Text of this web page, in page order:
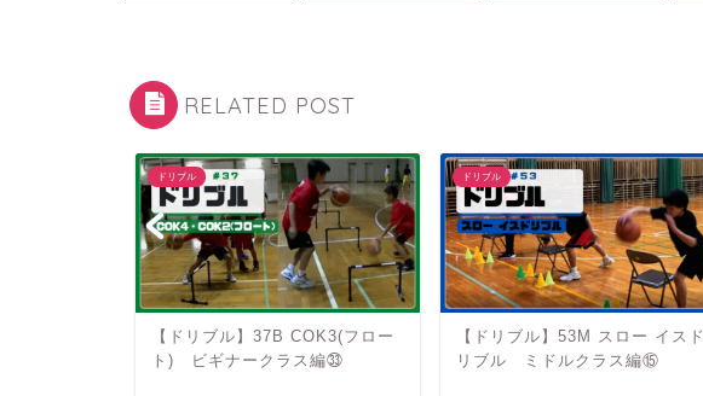
RELATED POST
ドリブル
【ドリブル】37B COK3(フロー
ト) ビギナークラス編㉝
ドリブル
【ドリブル】53M スロー イスド
リブル ミドルクラス編⑮